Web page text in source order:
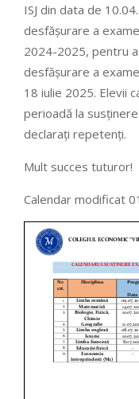
ISJ din data de
desfășurare a
2024-2025, pentru
desfășurare a
18 iulie 2025. Elevii
perioadă la
declarați repetenți.
Mult succes tuturor!
Calendar modificat